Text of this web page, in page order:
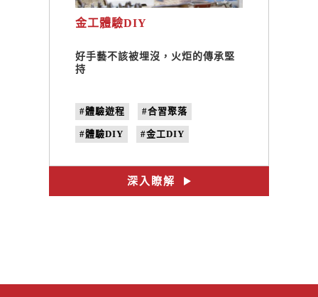
金工體驗DIY
好手藝不該被埋沒，火炬的傳承堅
持
#體驗遊程 #合習聚落
#體驗DIY #金工DIY
#手作課程
深入瞭解